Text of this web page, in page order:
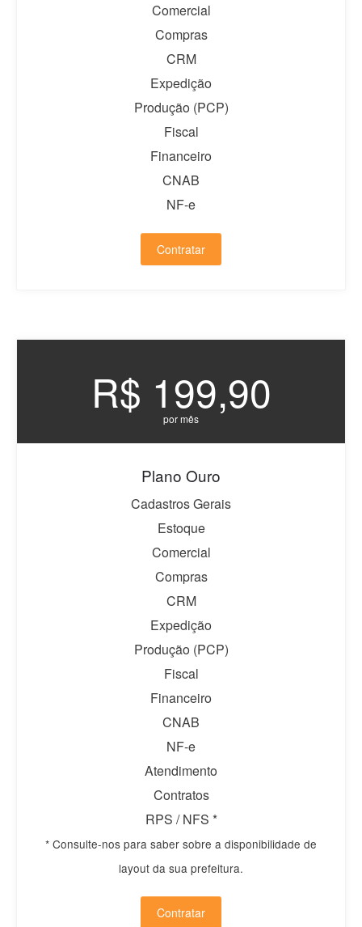
Comercial
Compras
CRM
Expedição
Produção (PCP)
Fiscal
Financeiro
CNAB
NF-e
Contratar
R$ 199,90
por mês
Plano Ouro
Cadastros Gerais
Estoque
Comercial
Compras
CRM
Expedição
Produção (PCP)
Fiscal
Financeiro
CNAB
NF-e
Atendimento
Contratos
RPS / NFS *
* Consulte-nos para saber sobre a disponibilidade de
layout da sua prefeitura.
Contratar